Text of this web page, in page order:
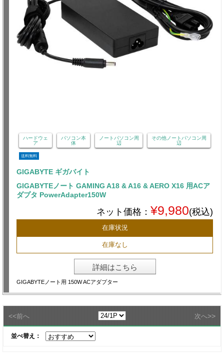
ハードウェ
ア
パソコン本
体
ノートパソコン周
辺
その他ノートパソコン周
辺
送料無料
GIGABYTE ギガバイト
GIGABYTEノート GAMING A18 & A16 & AERO X16 用ACア
ダプタ PowerAdapter150W
ネット価格： ¥9,980(税込)
在庫状況
在庫なし
詳細はこちら
GIGABYTEノート用 150W ACアダプター
<<前へ 次へ>>
並べ替え：